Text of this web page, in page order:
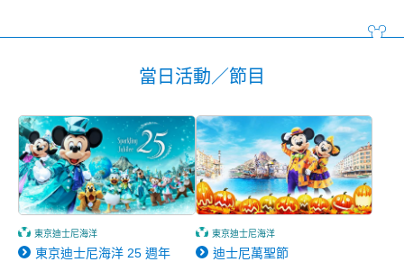
當日活動／節目
東京迪士尼海洋
東京迪士尼海洋 25 週年
東京迪士尼海洋
迪士尼萬聖節